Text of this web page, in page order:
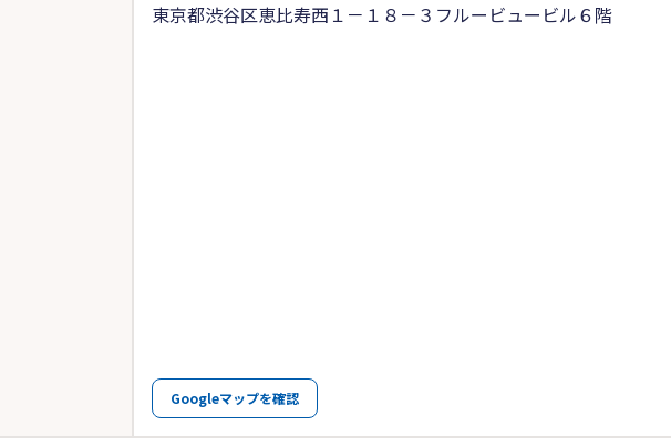
東京都渋谷区恵比寿西１－１８－３フルービュービル６階
Googleマップを確認